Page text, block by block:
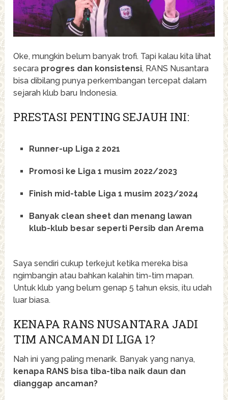
Oke, mungkin belum banyak trofi. Tapi kalau kita lihat
secara progres dan konsistensi, RANS Nusantara
bisa dibilang punya perkembangan tercepat dalam
sejarah klub baru Indonesia.
PRESTASI PENTING SEJAUH INI:
Runner-up Liga 2 2021
Promosi ke Liga 1 musim 2022/2023
Finish mid-table Liga 1 musim 2023/2024
Banyak clean sheet dan menang lawan
klub-klub besar seperti Persib dan Arema
Saya sendiri cukup terkejut ketika mereka bisa
ngimbangin atau bahkan kalahin tim-tim mapan.
Untuk klub yang belum genap 5 tahun eksis, itu udah
luar biasa.
KENAPA RANS NUSANTARA JADI
TIM ANCAMAN DI LIGA 1?
Nah ini yang paling menarik. Banyak yang nanya,
kenapa RANS bisa tiba-tiba naik daun dan
dianggap ancaman?